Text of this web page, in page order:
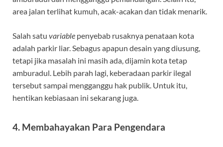
area jalan terlihat kumuh, acak-acakan dan tidak menarik.
Salah satu variable penyebab rusaknya penataan kota
adalah parkir liar. Sebagus apapun desain yang diusung,
tetapi jika masalah ini masih ada, dijamin kota tetap
amburadul. Lebih parah lagi, keberadaan parkir ilegal
tersebut sampai mengganggu hak publik. Untuk itu,
hentikan kebiasaan ini sekarang juga.
4. Membahayakan Para Pengendara